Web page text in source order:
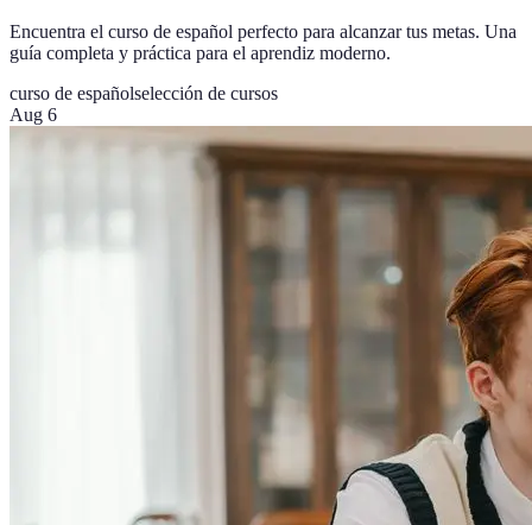
Encuentra el curso de español perfecto para alcanzar tus metas. Una
guía completa y práctica para el aprendiz moderno.
curso de españolselección de cursos
Aug 6